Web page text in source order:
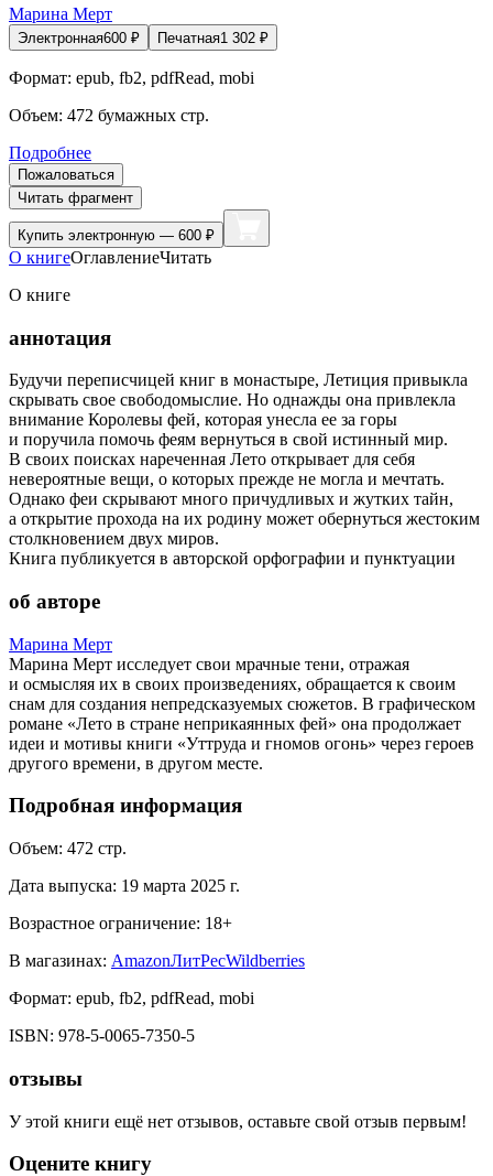
Марина Мерт
Электронная600 ₽ Печатная1 302 ₽
Формат: epub, fb2, pdfRead, mobi
Объем: 472 бумажных стр.
Подробнее
Пожаловаться
Читать фрагмент
Купить электронную — 600 ₽
О книгеОглавлениеЧитать
О книге
аннотация
Будучи переписчицей книг в монастыре, Летиция привыкла
скрывать свое свободомыслие. Но однажды она привлекла
внимание Королевы фей, которая унесла ее за горы
и поручила помочь феям вернуться в свой истинный мир.
В своих поисках нареченная Лето открывает для себя
невероятные вещи, о которых прежде не могла и мечтать.
Однако феи скрывают много причудливых и жутких тайн,
а открытие прохода на их родину может обернуться жестоким
столкновением двух миров.
Книга публикуется в авторской орфографии и пунктуации
об авторе
Марина Мерт
Марина Мерт исследует свои мрачные тени, отражая
и осмысляя их в своих произведениях, обращается к своим
снам для создания непредсказуемых сюжетов. В графическом
романе «Лето в стране неприкаянных фей» она продолжает
идеи и мотивы книги «Уттруда и гномов огонь» через героев
другого времени, в другом месте.
Подробная информация
Объем: 472 стр.
Дата выпуска: 19 марта 2025 г.
Возрастное ограничение: 18+
В магазинах: AmazonЛитРесWildberries
Формат: epub, fb2, pdfRead, mobi
ISBN: 978-5-0065-7350-5
отзывы
У этой книги ещё нет отзывов, оставьте свой отзыв первым!
Оцените книгу